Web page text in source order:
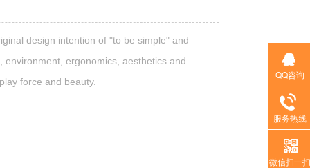
design intention of "to be simple" and
ergonomics, aesthetics and
force and beauty.
QQ咨询
服务热线
微信扫一扫